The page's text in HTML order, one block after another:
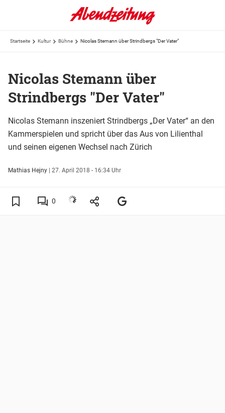
Startseite Kultur Bühne Nicolas Stemann über Strindbergs "Der Vater"
Nicolas Stemann über
Strindbergs "Der Vater"
Nicolas Stemann inszeniert Strindbergs „Der Vater“ an den
Kammerspielen und spricht über das Aus von Lilienthal
und seinen eigenen Wechsel nach Zürich
Mathias Hejny | 27. April 2018 - 16:34 Uhr
0